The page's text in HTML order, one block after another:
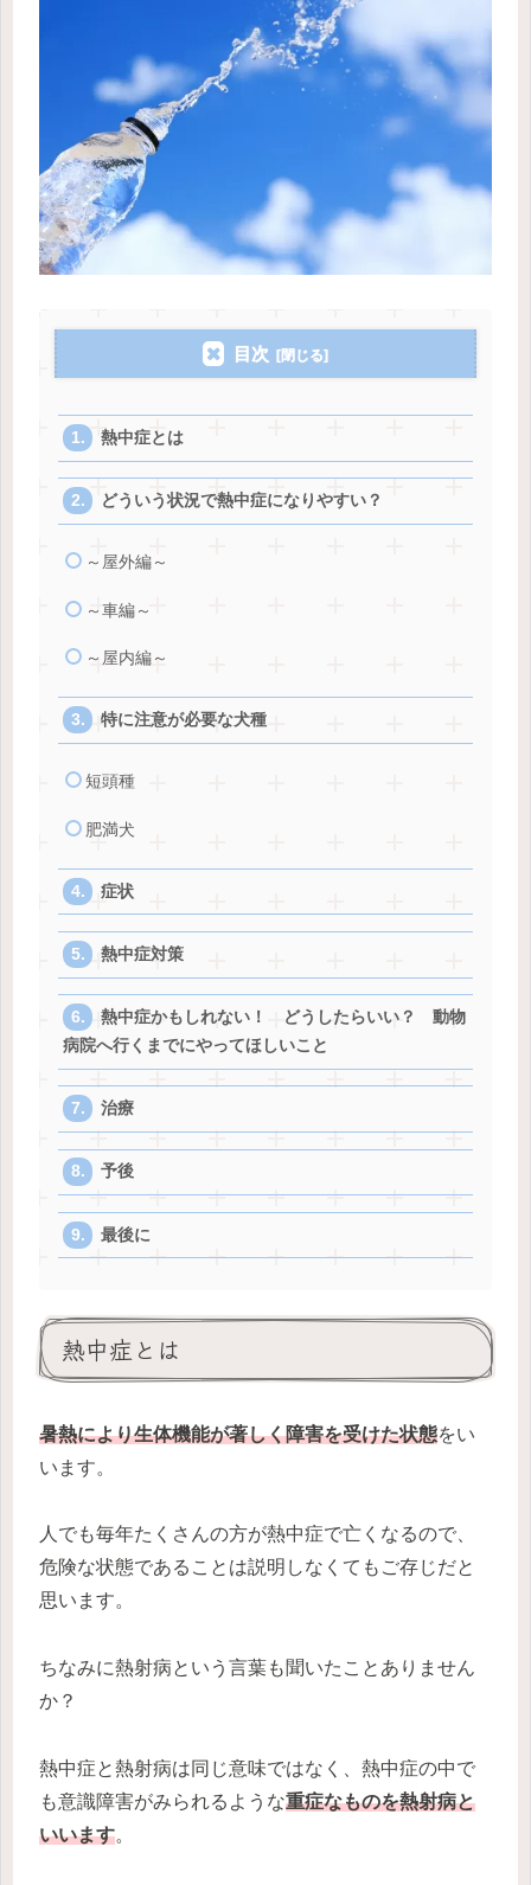
目次
熱中症とは
どういう状況で熱中症になりやすい？
～屋外編～
～車編～
～屋内編～
特に注意が必要な犬種
短頭種
肥満犬
症状
熱中症対策
熱中症かもしれない！ どうしたらいい？ 動物
病院へ行くまでにやってほしいこと
治療
予後
最後に
熱中症とは
暑熱により生体機能が著しく障害を受けた状態をい
います。
人でも毎年たくさんの方が熱中症で亡くなるので、
危険な状態であることは説明しなくてもご存じだと
思います。
ちなみに熱射病という言葉も聞いたことありません
か？
熱中症と熱射病は同じ意味ではなく、熱中症の中で
も意識障害がみられるような重症なものを熱射病と
いいます。